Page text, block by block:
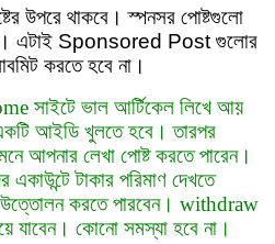
উপরে থাকবে। স্পনসর পোষ্টগুলো
এটাই Sponsored Post গুলোর
করতে হবে না।
সাইটে ভাল আর্টিকেল লিখে আয়
আইডি খুলতে হবে। তারপর
আপনার লেখা পোষ্ট করতে পারেন।
টাকার পরিমাণ দেখতে
উত্তোলন করতে পারবেন। withdraw
যাবেন। কোনো সমস্যা হবে না।